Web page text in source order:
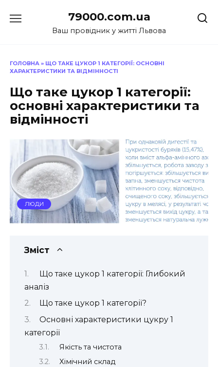
до
79000.com.ua
Ваш провідник у житті Львова
ГОЛОВНА » ЩО ТАКЕ ЦУКОР 1 КАТЕГОРІЇ: ОСНОВНІ
ХАРАКТЕРИСТИКИ ТА ВІДМІННОСТІ
Що таке цукор 1 категорії:
основні характеристики та
відмінності
ЛЮДИ
Зміст
Що таке цукор 1 категорії: Глибокий
аналіз
Що таке цукор 1 категорії?
Основні характеристики цукру 1
категорії
Якість та чистота
Хімічний склад